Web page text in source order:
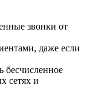
звонки от
даже если
бесчисленное
сетях и